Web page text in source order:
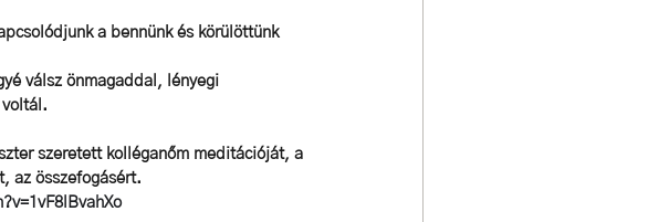
a bennünk és körülöttünk
válsz önmagaddal, lényegi
voltál.
szeretett kolléganőm meditációját, a
az összefogásért.